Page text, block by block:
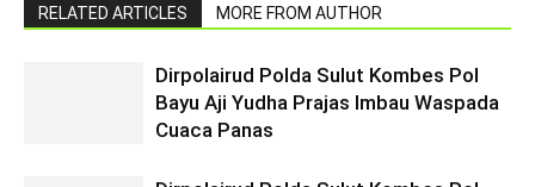
RELATED ARTICLES MORE FROM AUTHOR
Dirpolairud Polda Sulut Kombes Pol
Bayu Aji Yudha Prajas Imbau Waspada
Cuaca Panas